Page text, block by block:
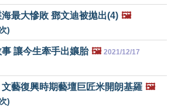
最大慘敗 鄧文迪被拋出(4) 🖼️
)
讓今生牽手出孃胎 🖼️ 2021/12/17
藝復興時期藝壇巨匠米開朗基羅 🖼️
)